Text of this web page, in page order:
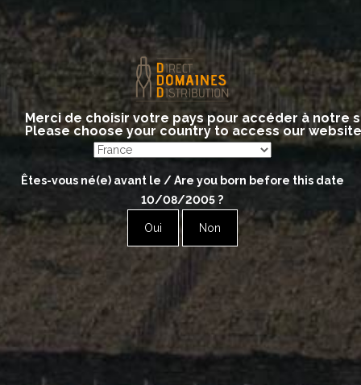
Merci de choisir votre pays pour accéder à notre
Please choose your country to access our website
Êtes-vous né(e) avant le / Are you born before this date
10/08/2005 ?
Oui Non